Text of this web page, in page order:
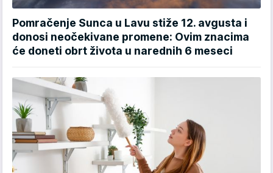
Pomračenje Sunca u Lavu stiže 12. avgusta i
donosi neočekivane promene: Ovim znacima
će doneti obrt života u narednih 6 meseci